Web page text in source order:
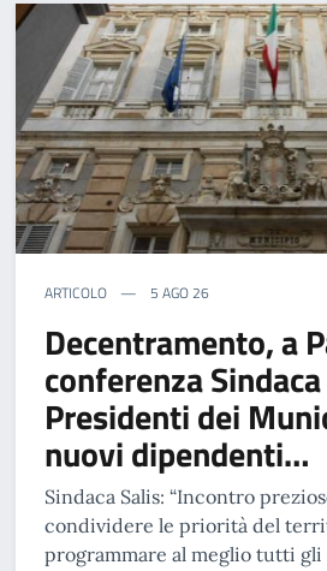
ARTICOLO 5 AGO 26
Decentramento, a
conferenza
Presidenti dei
nuovi dipendenti…
Sindaca Salis: “Incontro
condividere le priorità del
programmare al meglio tutti